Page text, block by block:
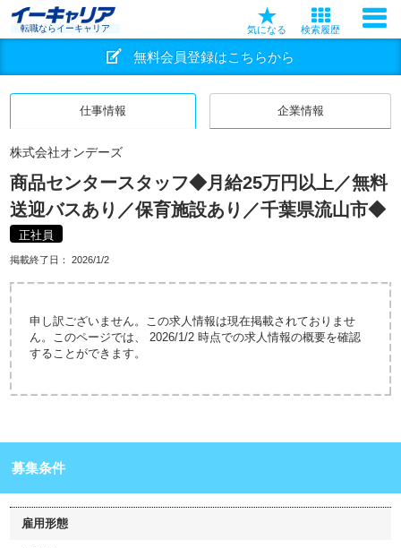
転職ならイーキャリア 気になる 検索履歴
無料会員登録はこちらから
仕事情報 企業情報
株式会社オンデーズ
商品センタースタッフ◆月給25万円以上／無料
送迎バスあり／保育施設あり／千葉県流山市◆
正社員
掲載終了日： 2026/1/2
申し訳ございません。この求人情報は現在掲載されておりませ
ん。このページでは、 2026/1/2 時点での求人情報の概要を確認
することができます。
募集条件
雇用形態